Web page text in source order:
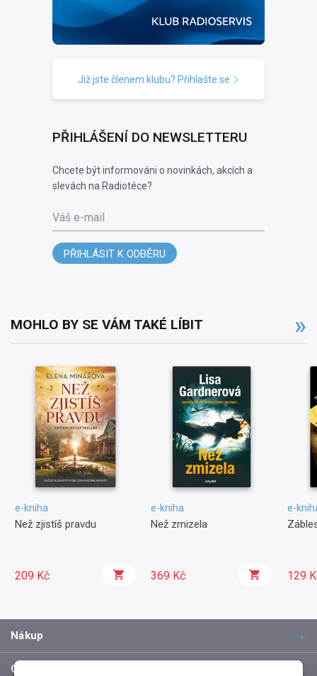
Již jste členem klubu? Přihlašte se
PŘIHLÁŠENÍ DO NEWSLETTERU
Chcete být informováni o novinkách, akcích a
slevách na Radiotéce?
Váš e-mail
PŘIHLÁSIT K ODBĚRU
MOHLO BY SE VÁM TAKÉ LÍBIT
e-kniha
Než zjistíš pravdu
209 Kč
e-kniha
Než zmizela
369 Kč
e-
129
Nákup
O společnosti